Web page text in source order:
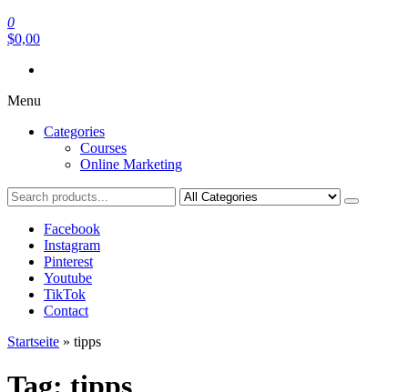
0
$0,00
Menu
Categories
Courses
Online Marketing
Facebook
Instagram
Pinterest
Youtube
TikTok
Contact
Startseite » tipps